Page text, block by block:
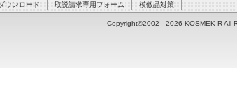
ウンロード 取説請求専用フォーム 模倣品対策
Copyright©2002 - 2026 KOSMEK R All